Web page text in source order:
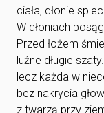
ciała, dłonie
W dłoniach
Przed łożem
luźne długie
lecz każda w
bez nakrycia
z twarzą przy